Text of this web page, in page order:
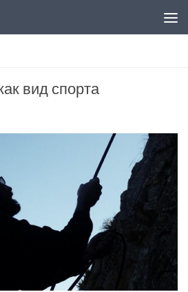
вид спорта